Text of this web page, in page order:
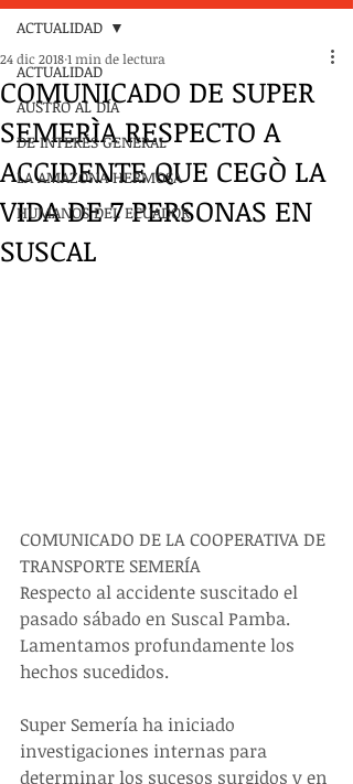
ACTUALIDAD
AUSTRO AL DÍA
DE INTERÉS GENERAL
LA AMAZONA HERMOSA
HUMANOS DEL ECUADOR
ACTUALIDAD
COMUNICADO DE SUPER
SEMERÌA RESPECTO A
ACCIDENTE QUE CEGÒ LA
VIDA DE 7 PERSONAS EN
SUSCAL
24 dic 20181 min de lectura
COMUNICADO DE LA COOPERATIVA DE
TRANSPORTE SEMERÍA
Respecto al accidente suscitado el
pasado sábado en Suscal Pamba.
Lamentamos profundamente los
hechos sucedidos.
Super Semería ha iniciado
investigaciones internas para
determinar los sucesos surgidos y en